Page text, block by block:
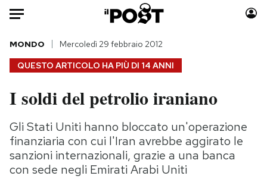
Auto
HOME
Italia
Politica
Tecnologia
Internet
Moda
Consumismi
Storie/Idee
Ok Boomer!
QUESTO ARTICOLO HA PIÙ DI 14 ANNI
MONDO Mercoledì 29 febbraio 2012
I soldi del petrolio iraniano
Gli Stati Uniti hanno bloccato un'operazione
finanziaria con cui l'Iran avrebbe aggirato le
sanzioni internazionali, grazie a una banca
con sede negli Emirati Arabi Uniti